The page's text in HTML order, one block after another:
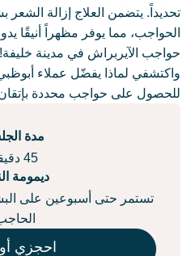
تحديداً. يتضمن العلاج إزالة
الحواجب، مما يوفر مظهراً أنيقًا
حواجب الآيربراش في مدينة
واكتشفي لماذا يفضّل عملاء أبوظبي
للحصول على حواجب محددة
مدة
45 دقيقة
ديمومة
احجزي